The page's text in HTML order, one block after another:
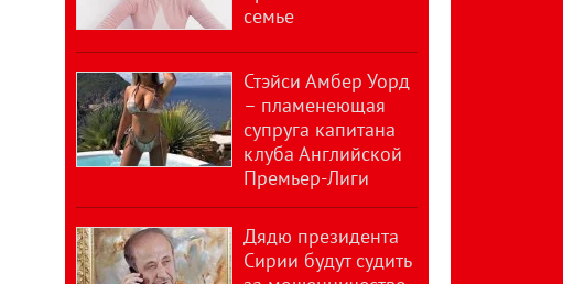
семье
Стэйси Амбер Уорд
– пламенеющая
супруга капитана
клуба Английской
Премьер-Лиги
Дядю президента
Сирии будут судить